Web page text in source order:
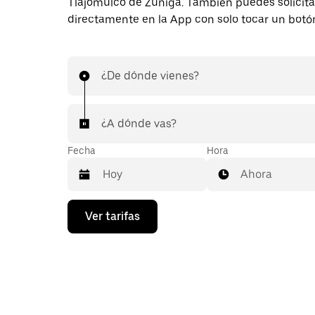
directamente en la App con solo tocar un
¿De dónde vienes?
¿A dónde vas?
Fecha
Presiona
flecha
Hora
Ahora
Ver tarifas